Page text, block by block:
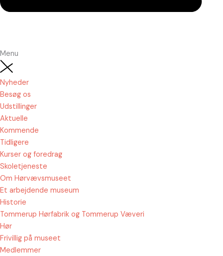
Menu
Nyheder
Besøg os
Udstillinger
Aktuelle
Kommende
Tidligere
Kurser og foredrag
Skoletjeneste
Om Hørvævsmuseet
Et arbejdende museum
Historie
Tommerup Hørfabrik og Tommerup Væveri
Hør
Frivillig på museet
Medlemmer